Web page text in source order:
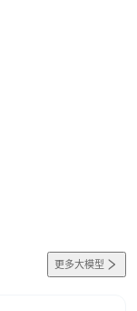
更多大模型